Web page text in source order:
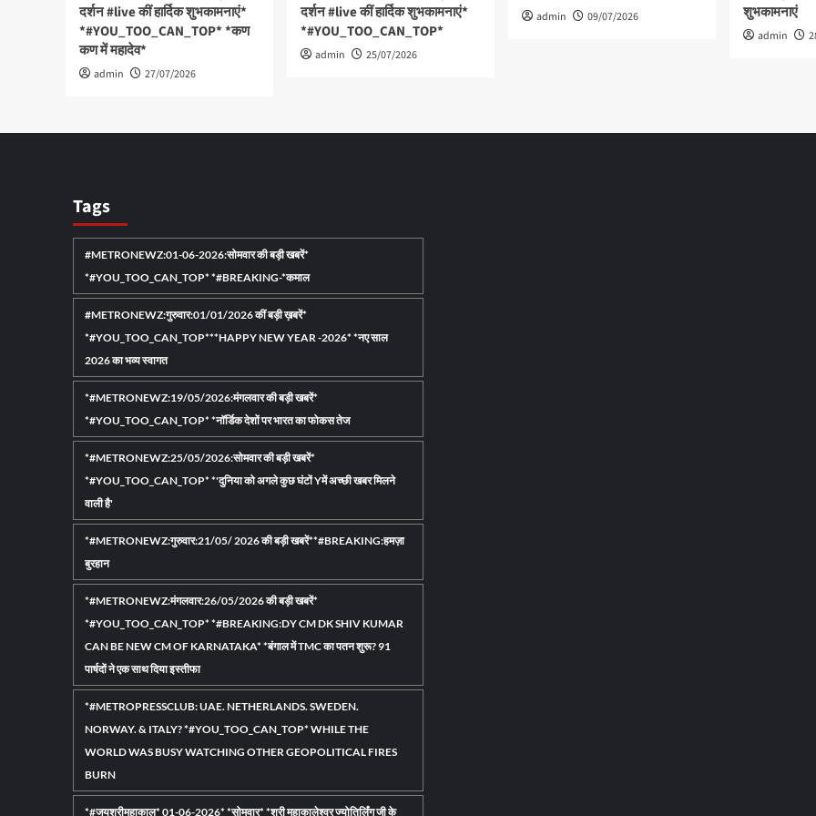
शुभकामनाएं*
दर्शन #live कीं हार्दिक शुभकामनाएं*
*#YOU_TOO_CAN_TOP* *कण
कण में महादेव*
admin 27/07/2026
दर्शन #live कीं हार्दिक शुभकामनाएं*
*#YOU_TOO_CAN_TOP*
admin 25/07/2026
admin 09/07/2026
शुभकामनाएं
admin
Tags
#METRONEWZ:01-06-2026:सोमवार की बड़ी खबरें*
*#YOU_TOO_CAN_TOP* *#BREAKING-*कमाल
#METRONEWZ:गुरुवार:01/01/2026 कीं बड़ी ख़बरें*
*#YOU_TOO_CAN_TOP***HAPPY NEW YEAR -2026* *नए साल
2026 का भव्य स्वागत
*#METRONEWZ:19/05/2026:मंगलवार की बड़ी खबरें*
*#YOU_TOO_CAN_TOP* *नॉर्डिक देशों पर भारत का फोकस तेज
*#METRONEWZ:25/05/2026:सोमवार की बड़ी खबरें*
*#YOU_TOO_CAN_TOP* *'दुनिया को अगले कुछ घंटों Yमें अच्छी खबर मिलने
वाली है'
*#METRONEWZ:गुरुवार:21/05/ 2026 की बड़ी खबरें**#BREAKING:हमज़ा
बुरहान
*#METRONEWZ:मंगलवार:26/05/2026 की बड़ी खबरें*
*#YOU_TOO_CAN_TOP* *#BREAKING:DY CM DK SHIV KUMAR
CAN BE NEW CM OF KARNATAKA* *बंगाल में TMC का पतन शुरू? 91
पार्षदों ने एक साथ दिया इस्तीफा
*#METROPRESSCLUB: UAE. NETHERLANDS. SWEDEN.
NORWAY. & ITALY? *#YOU_TOO_CAN_TOP* WHILE THE
WORLD WAS BUSY WATCHING OTHER GEOPOLITICAL FIRES
BURN
*#जयश्रीमहाकाल* 01-06-2026* *सोमवार* *श्री महाकालेश्वर ज्योतिर्लिंग जी के